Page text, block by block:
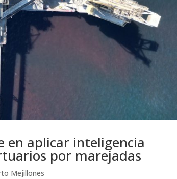
en aplicar inteligencia
por marejadas
Mejillones